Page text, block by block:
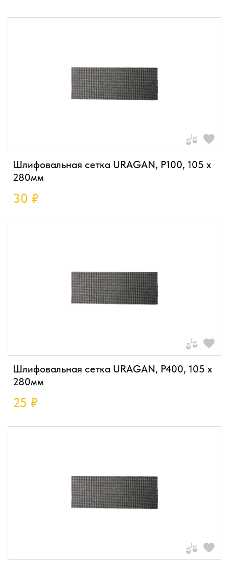
Шлифовальная сетка URAGAN, P100, 105 х
280мм
30 ₽
Шлифовальная сетка URAGAN, P400, 105 х
280мм
25 ₽